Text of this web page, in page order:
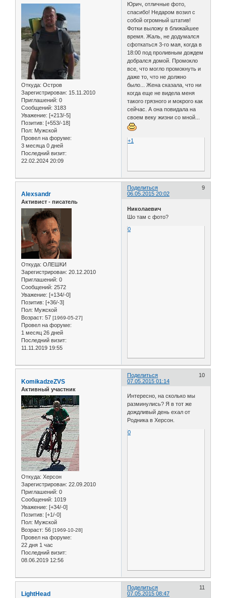
Откуда: Остров
Зарегистрирован: 15.11.2010
Приглашений: 0
Сообщений: 3183
Уважение: [+213/-5]
Позитив: [+553/-18]
Пол: Мужской
Провел на форуме:
3 месяца 0 дней
Последний визит:
22.02.2024 20:09
Юрич, отличные фото,
спасибо! Недаром возил с
собой огромный штатив!
Фотки выложу в ближайшее
время. Жаль, не додумался
сфоткаться 3-го мая, когда в
18:00 под проливным дождем
добрался домой. Промокло
все, что могло промокнуть и
даже то, что не должно
было... Жена сказала, что ни
когда еще не видела меня
такого грязного и мокрого как
сейчас. А она повидала на
своем веку жизни со мной...
+1
Поделиться
9
06.05.2015 20:02
Alexsandr
Активист - писатель
Откуда: ОЛЕШКИ
Зарегистрирован: 20.12.2010
Приглашений: 0
Сообщений: 2572
Уважение: [+134/-0]
Позитив: [+36/-3]
Пол: Мужской
Возраст: 57 [1969-05-27]
Провел на форуме:
1 месяц 26 дней
Последний визит:
11.11.2019 19:55
Николаевич
Шо там с фото?
0
Поделиться
10
07.05.2015 01:14
KomikadzeZVS
Активный участник
Откуда: Херсон
Зарегистрирован: 22.09.2010
Приглашений: 0
Сообщений: 1019
Уважение: [+34/-0]
Позитив: [+1/-0]
Пол: Мужской
Возраст: 56 [1969-10-28]
Провел на форуме:
22 дня 1 час
Последний визит:
08.06.2019 12:56
Интересно, на сколько мы
разминулись? Я в тот же
дождливый день ехал от
Родника в Херсон.
0
Поделиться
11
07.05.2015 08:47
LightHead